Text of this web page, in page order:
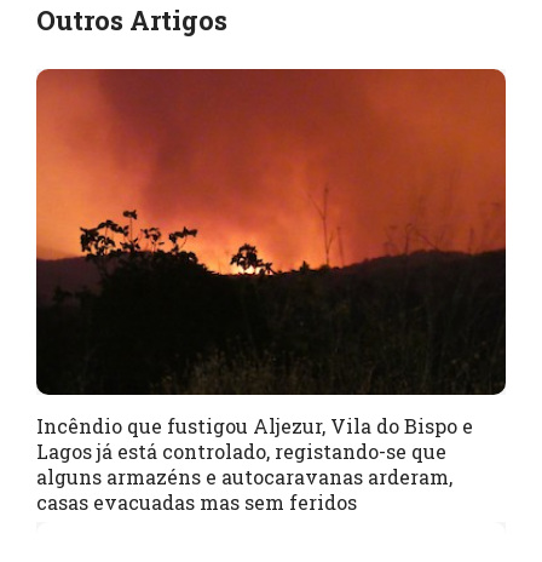
Outros Artigos
Incêndio que fustigou Aljezur, Vila do Bispo e
Lagos já está controlado, registando-se que
alguns armazéns e autocaravanas arderam,
casas evacuadas mas sem feridos